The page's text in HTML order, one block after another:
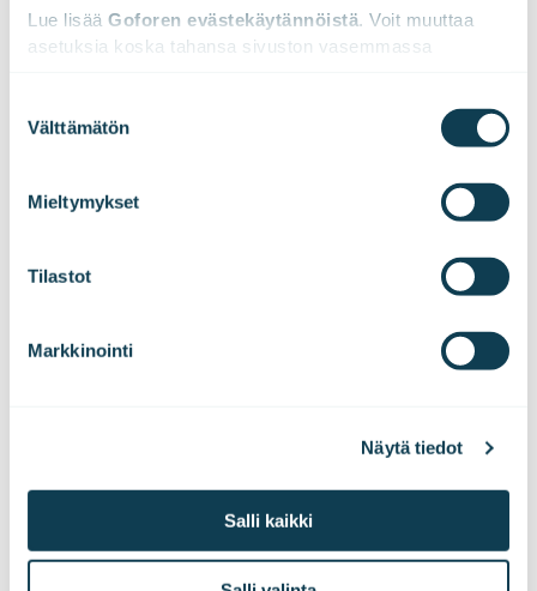
Lue lisää Goforen evästekäytännöistä. Voit muuttaa
asetuksia koska tahansa sivuston vasemmassa
valinta
Välttämätön
Mieltymykset
Tilastot
Markkinointi
Näytä tiedot
Salli kaikki
suoraan sähköpostiisi!
Tilaa tiedotteet